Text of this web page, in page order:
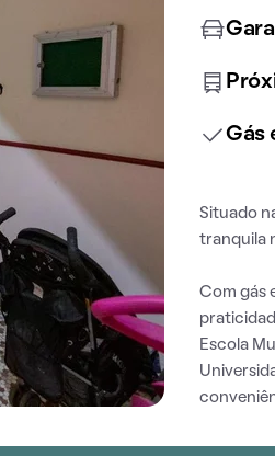
Gás
Situado
tranquila
Com gás
Escola